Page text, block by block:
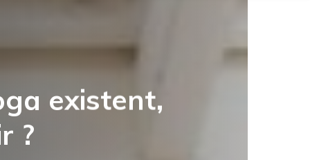
existent,
?